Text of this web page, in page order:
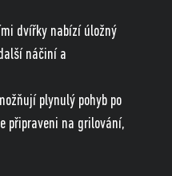
dvířky nabízí úložný
náčiní a
plynulý pohyb po
připraveni na grilování,